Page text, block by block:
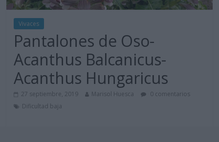
Vivaces
Pantalones de Oso-
Acanthus Balcanicus-
Acanthus Hungaricus
27 septiembre, 2019 Marisol Huesca
0 comentarios
Dificultad baja